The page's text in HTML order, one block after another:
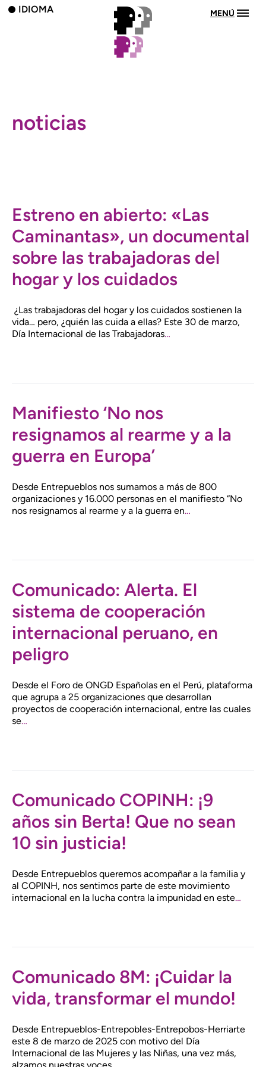
IDIOMA MENÚ
noticias
Estreno en abierto: «Las
Caminantas», un documental
sobre las trabajadoras del
hogar y los cuidados
¿Las trabajadoras del hogar y los cuidados sostienen la
vida… pero, ¿quién las cuida a ellas? Este 30 de marzo,
Día Internacional de las Trabajadoras…
Manifiesto ‘No nos
resignamos al rearme y a la
guerra en Europa’
Desde Entrepueblos nos sumamos a más de 800
organizaciones y 16.000 personas en el manifiesto “No
nos resignamos al rearme y a la guerra en…
Comunicado: Alerta. El
sistema de cooperación
internacional peruano, en
peligro
Desde el Foro de ONGD Españolas en el Perú, plataforma
que agrupa a 25 organizaciones que desarrollan
proyectos de cooperación internacional, entre las cuales
se…
Comunicado COPINH: ¡9
años sin Berta! Que no sean
10 sin justicia!
Desde Entrepueblos queremos acompañar a la familia y
al COPINH, nos sentimos parte de este movimiento
internacional en la lucha contra la impunidad en este…
Comunicado 8M: ¡Cuidar la
vida, transformar el mundo!
Desde Entrepueblos-Entrepobles-Entrepobos-Herriarte
este 8 de marzo de 2025 con motivo del Día
Internacional de las Mujeres y las Niñas, una vez más,